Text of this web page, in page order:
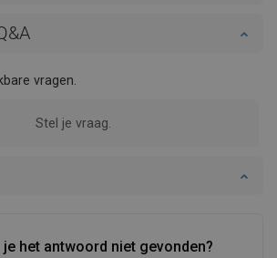
je het antwoord niet gevonden?
vragen.
Stel je vraag.